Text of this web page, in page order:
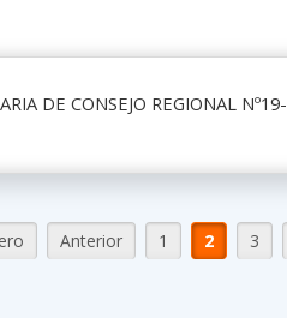
DE CONSEJO REGIONAL
Anterior 1 2 3